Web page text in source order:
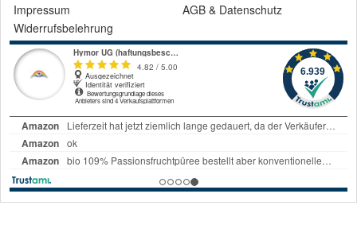
Impressum
AGB & Datenschutz
Widerrufsbelehrung